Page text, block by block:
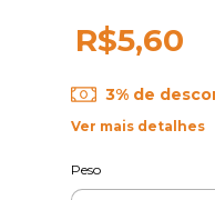
R$5,60
3% de
Ver mais detalhes
Peso